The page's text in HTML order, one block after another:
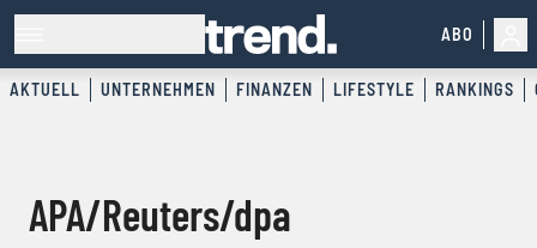
ABO
AKTUELL UNTERNEHMEN FINANZEN LIFESTYLE RANKINGS
APA/Reuters/dpa